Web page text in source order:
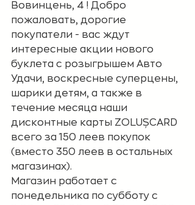
Вовинцень, 4 ! Добро
пожаловать, дорогие
покупатели - вас ждут
интересные акции нового
буклета с розыгрышем Авто
Удачи, воскресные суперцены,
шарики детям, а также в
течение месяца наши
дисконтные карты ZOLUȘCARD
всего за 150 леев покупок
(вместо 350 леев в остальных
магазинах).
Магазин работает с
понедельника по субботу с